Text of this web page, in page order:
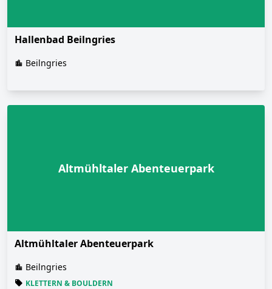
Hallenbad Beilngries
Beilngries
Altmühltaler Abenteuerpark
Altmühltaler Abenteuerpark
Beilngries
KLETTERN & BOULDERN